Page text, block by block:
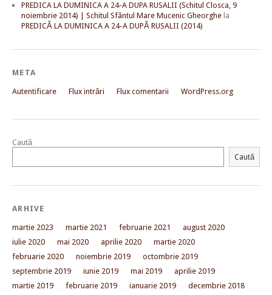
PREDICA LA DUMINICA A 24-A DUPA RUSALII (Schitul Closca, 9
noiembrie 2014) | Schitul Sfântul Mare Mucenic Gheorghe la
PREDICĂ LA DUMINICA A 24-A DUPĂ RUSALII (2014)
META
Autentificare Flux intrări Flux comentarii WordPress.org
Caută
Caută
ARHIVE
martie 2023 martie 2021 februarie 2021
august 2020
iulie 2020
mai 2020 aprilie 2020
martie 2020
februarie 2020
noiembrie 2019
octombrie 2019
septembrie 2019
iunie 2019 mai 2019
aprilie 2019
martie 2019
februarie 2019 ianuarie 2019
decembrie 2018